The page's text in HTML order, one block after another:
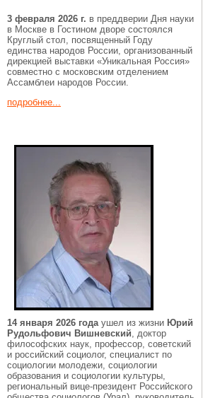
3 февраля 2026 г. в преддверии Дня науки
в Москве в Гостином дворе состоялся
Круглый стол, посвященный Году
единства народов России, организованный
дирекцией выставки «Уникальная Россия»
совместно с московским отделением
Ассамблеи народов России.
подробнее...
14 января 2026 годаушел из жизни Юрий
Рудольфович Вишневский, доктор
философских наук, профессор, советский
и российский социолог, специалист по
социологии молодежи, социологии
образования и социологии культуры,
региональный вице-президент Российского